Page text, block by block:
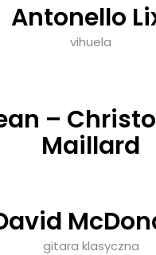
Antonello
vihuela
–
Maillard
gitara klasyczna